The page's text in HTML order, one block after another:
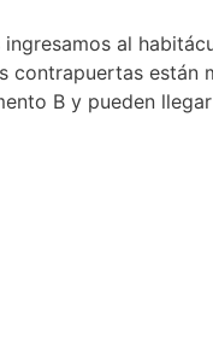
al
contrapuertas
B y pueden